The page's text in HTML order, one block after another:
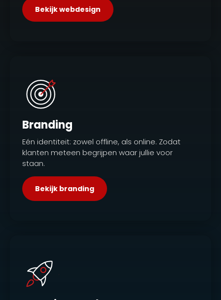
Bekijk webdesign
Branding
Eén identiteit: zowel offline, als online. Zodat
klanten meteen begrijpen waar jullie voor
staan.
Bekijk branding